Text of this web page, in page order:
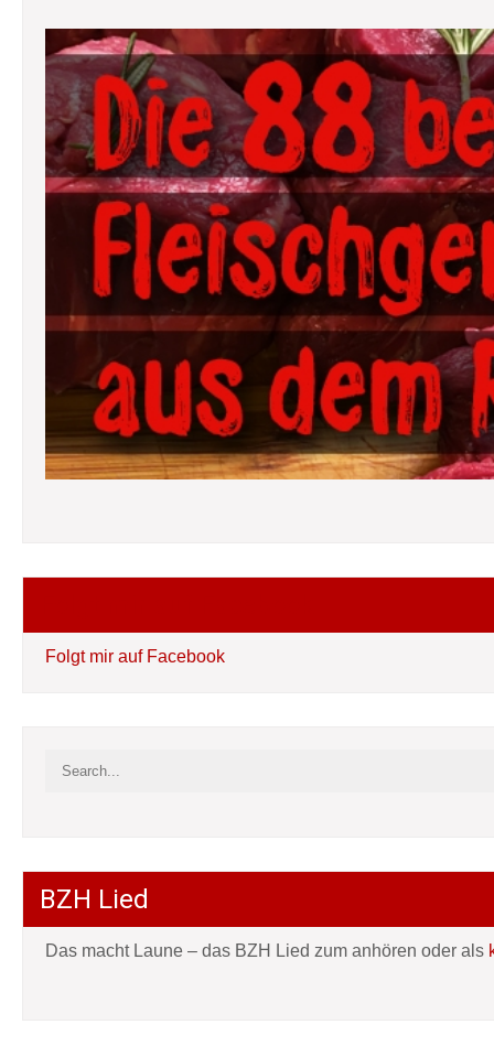
Folgt mir auf Facebook
BZH Lied
Das macht Laune – das BZH Lied zum anhören oder als